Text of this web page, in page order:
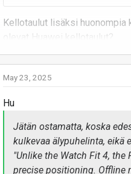
Kellotaulut lisäksi
olevat Huawei kellotaulut?
May 23, 2025
Hu
Jätän ostamatta, koska
kulkevaa älypuhelinta, eikä
"Unlike the Watch Fit 4, the
precise positioning. Offline